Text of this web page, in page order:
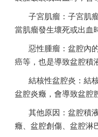
子宮肌瘤：子宮肌
當肌瘤發生壞死或出血
惡性腫瘤：盆腔內
癌等，也是導致盆腔積
結核性盆腔炎：結
盆腔炎癥，會導致盆腔
其他原因：盆腔積
癥、盆腔創傷、盆腔淋